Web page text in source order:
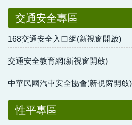
交通安全專區
168交通安全入口網(新視窗開啟)
交通安全教育網(新視窗開啟)
中華民國汽車安全協會(新視窗開啟)
性平專區